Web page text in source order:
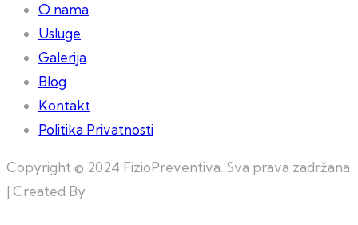
O nama
Usluge
Galerija
Blog
Kontakt
Politika Privatnosti
Copyright © 2024 FizioPreventiva. Sva prava zadržana
| Created By